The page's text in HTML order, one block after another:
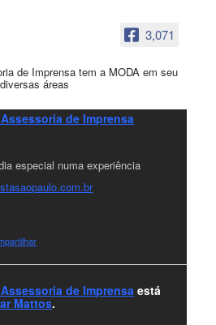
3,071
de Imprensa tem a MODA em seu
áreas
de Imprensa
especial numa experiência
de Imprensa está
Mattos.